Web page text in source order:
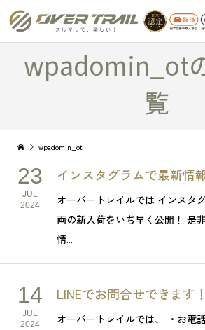
wpadomin_ot
覧
wpadomin_ot
23
JUL
2024
インスタグラムで最新情
オーバートレイルでは インスタ
両の新入荷をいち早く公開！ 是
情...
14
JUL
2024
LINEでお問合せできます！
オーバートレイルでは、 ・お電